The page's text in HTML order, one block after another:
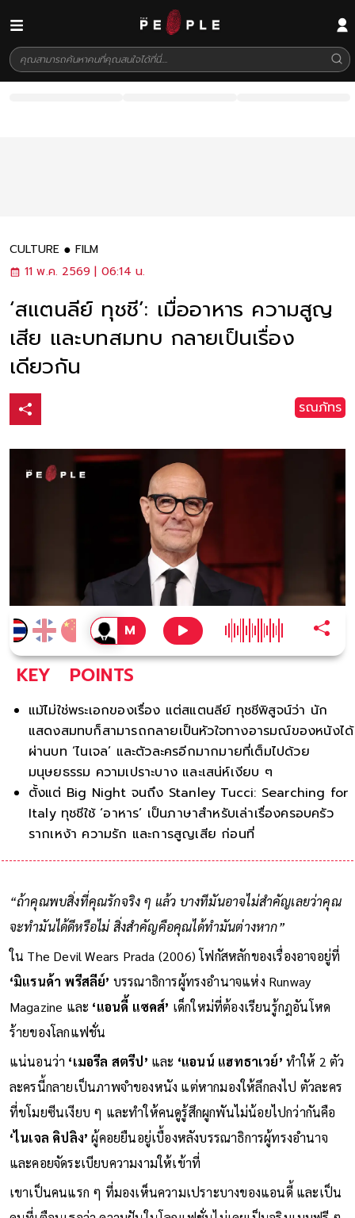
CULTURE
FILM
11 พ.ค. 2569 | 06:14 น.
‘สแตนลีย์ ทุชชี’: เมื่ออาหาร ความสูญ
เสีย และบทสมทบ กลายเป็นเรื่อง
เดียวกัน
รณภัทร
KEY POINTS
แม้ไม่ใช่พระเอกของเรื่อง แต่สแตนลีย์ ทุชชีพิสูจน์ว่า นัก
แสดงสมทบก็สามารถกลายเป็นหัวใจทางอารมณ์ของหนังได้
ผ่านบท ‘ไนเจล’ และตัวละครอีกมากมายที่เต็มไปด้วย
มนุษยธรรม ความเปราะบาง และเสน่ห์เงียบ ๆ
ตั้งแต่ Big Night จนถึง Stanley Tucci: Searching for
Italy ทุชชีใช้ ‘อาหาร’ เป็นภาษาสำหรับเล่าเรื่องครอบครัว
รากเหง้า ความรัก และการสูญเสีย ก่อนที่ชีวิตจริงจะพาเขา
“ถ้าคุณพบสิ่งที่คุณรักจริง ๆ แล้ว บางทีมันอาจไม่สำคัญเลยว่าคุณ
จะทำมันได้ดีหรือไม่ สิ่งสำคัญคือคุณได้ทำมันต่างหาก”
ใน The Devil Wears Prada (2006) โฟกัสหลักของเรื่องอาจอยู่ที่
‘มิแรนด้า พรีสลีย์’บรรณาธิการผู้ทรงอำนาจแห่ง Runway
Magazine และ‘แอนดี้ แซคส์’
ร้ายของโลกแฟชั่น
แน่นอนว่า‘เมอรีล สตรีป’และ ‘แอนน์ แฮทธาเวย์’ทำให้ 2 ตัว
ละครนี้กลายเป็นภาพจำของหนัง แต่หากมองให้ลึกลงไป ตัวละคร
ที่ขโมยซีนเงียบ ๆ และทำให้คนดูรู้สึกผูกพันไม่น้อยไปกว่ากันคือ
‘ไนเจล คิปลิง’ผู้คอยยืนอยู่เบื้องหลังบรรณาธิการผู้ทรงอำนาจ
และคอยจัดระเบียบความงามให้เข้าที่
เขาเป็นคนแรก ๆ ที่มองเห็นความเปราะบางของแอนดี้ และเป็น